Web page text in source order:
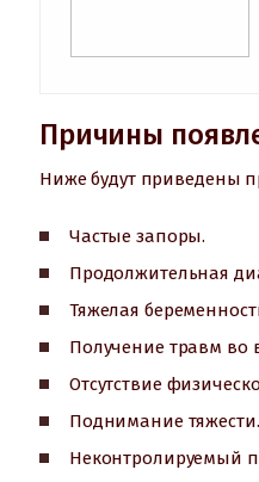
Причины
Ниже будут приведены
Частые запоры.
Продолжительная
Тяжелая
Получение травм во
Отсутствие
Поднимание тяжести.
Неконтролируемый